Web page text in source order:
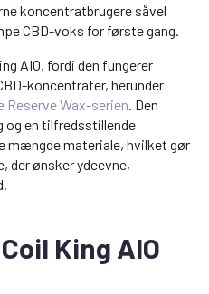
koncentratbrugere såvel
CBD-voks for første gang.
AIO, fordi den fungerer
koncentrater, herunder
Reserve Wax-serien . Den
en tilfredsstillende
mængde materiale, hvilket gør
der ønsker ydeevne,
King AIO